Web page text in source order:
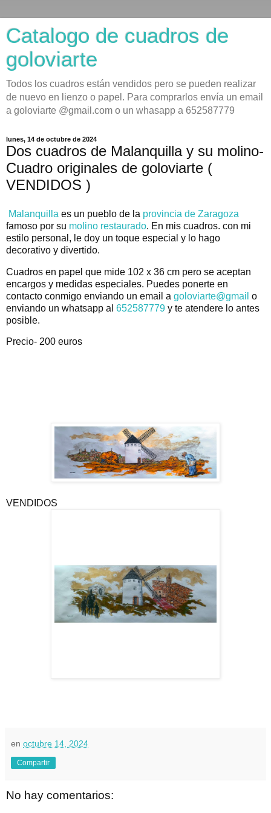
Catalogo de cuadros de
goloviarte
Todos los cuadros están vendidos pero se pueden realizar
de nuevo en lienzo o papel. Para comprarlos envía un email
a goloviarte @gmail.com o un whasapp a 652587779
lunes, 14 de octubre de 2024
Dos cuadros de Malanquilla y su molino-
Cuadro originales de goloviarte (
VENDIDOS )
Malanquilla es un pueblo de la provincia de Zaragoza
famoso por su molino restaurado. En mis cuadros. con mi
estilo personal, le doy un toque especial y lo hago
decorativo y divertido.
Cuadros en papel que mide 102 x 36 cm pero se aceptan
encargos y medidas especiales. Puedes ponerte en
contacto conmigo enviando un email a goloviarte@gmail o
enviando un whatsapp al 652587779 y te atendere lo antes
posible.
Precio- 200 euros
VENDIDOS
en octubre 14, 2024
Compartir
No hay comentarios: